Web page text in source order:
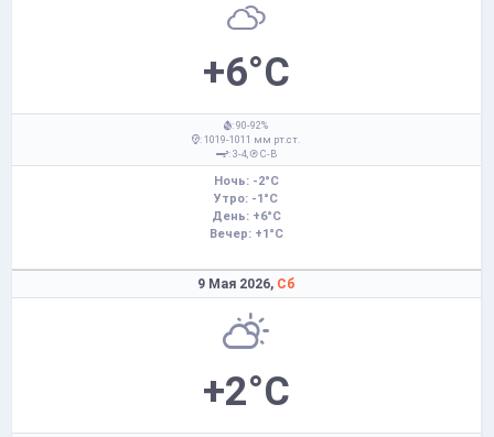
+6°C
: 90-92%
: 1019-1011 мм рт.ст.
: 3-4,
С-В
Ночь: -2°C
Утро: -1°C
День: +6°C
Вечер: +1°C
9 Мая 2026, Сб
+2°C